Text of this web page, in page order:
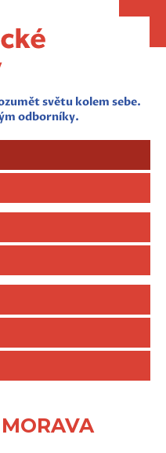
světu kolem sebe.
odborníky.